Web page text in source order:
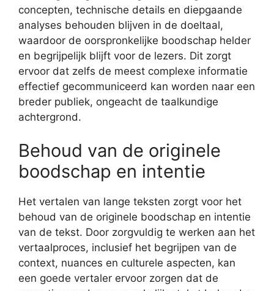
concepten, technische details en diepgaande
analyses behouden blijven in de doeltaal,
waardoor de oorspronkelijke boodschap helder
en begrijpelijk blijft voor de lezers. Dit zorgt
ervoor dat zelfs de meest complexe informatie
effectief gecommuniceerd kan worden naar een
breder publiek, ongeacht de taalkundige
achtergrond.
Behoud van de originele
boodschap en intentie
Het vertalen van lange teksten zorgt voor het
behoud van de originele boodschap en intentie
van de tekst. Door zorgvuldig te werken aan het
vertaalproces, inclusief het begrijpen van de
context, nuances en culturele aspecten, kan
een goede vertaler ervoor zorgen dat de